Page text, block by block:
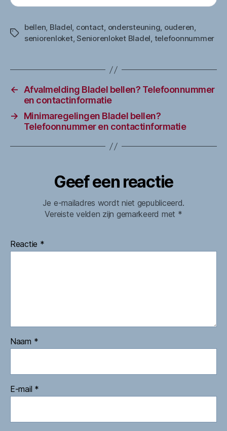
Tags
bellen, Bladel, contact, ondersteuning, ouderen,
seniorenloket,Seniorenloket Bladel, telefoonnummer
←
Afvalmelding Bladel bellen? Telefoonnummer
en contactinformatie
→
Minimaregelingen Bladel bellen?
Telefoonnummer en contactinformatie
Geef een reactie
Je e-mailadres wordt niet gepubliceerd.
Vereiste velden zijn gemarkeerd met *
Reactie *
Naam *
E-mail *